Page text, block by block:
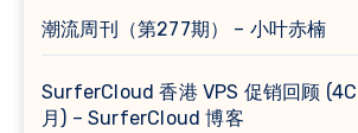
潮流周刊（第277期） – 小叶赤楠
SurferCloud 香港 VPS 促销回顾
月) – SurferCloud 博客